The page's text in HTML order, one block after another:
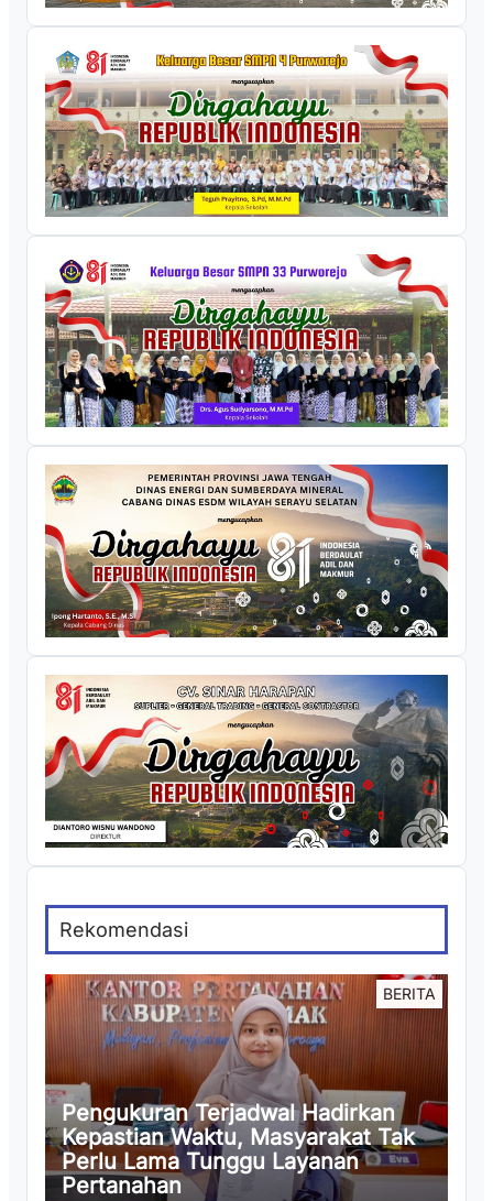
Rekomendasi
BERITA
Pengukuran Terjadwal Hadirkan
Kepastian Waktu, Masyarakat Tak
Perlu Lama Tunggu Layanan
Pertanahan